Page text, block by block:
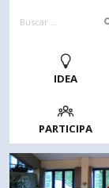
IDEA
PARTICIPA